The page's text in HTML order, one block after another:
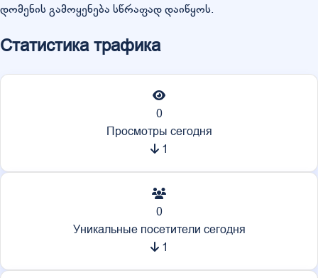
დომენის გამოყენება სწრაფად დაიწყოს.
Статистика трафика
0
Просмотры сегодня
1
0
Уникальные посетители сегодня
1